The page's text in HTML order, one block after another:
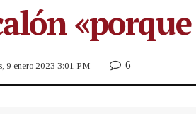
9 enero 2023 3:01 PM 6